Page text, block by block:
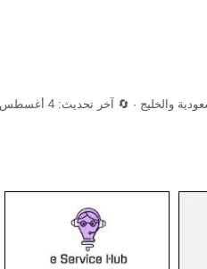
· 🔄 آخر تحديث: 4 أغسطس 2026